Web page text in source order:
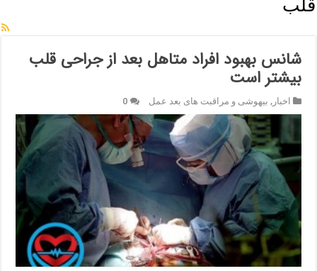
قلب
شانس بهبود افراد متاهل بعد از جراحی قلب
بیشتر است
اخبار, بیهوشی و مراقبت های بعد عمل 0